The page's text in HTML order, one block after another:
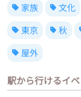
家族 文化
東京
秋
屋外
駅から行けるイ